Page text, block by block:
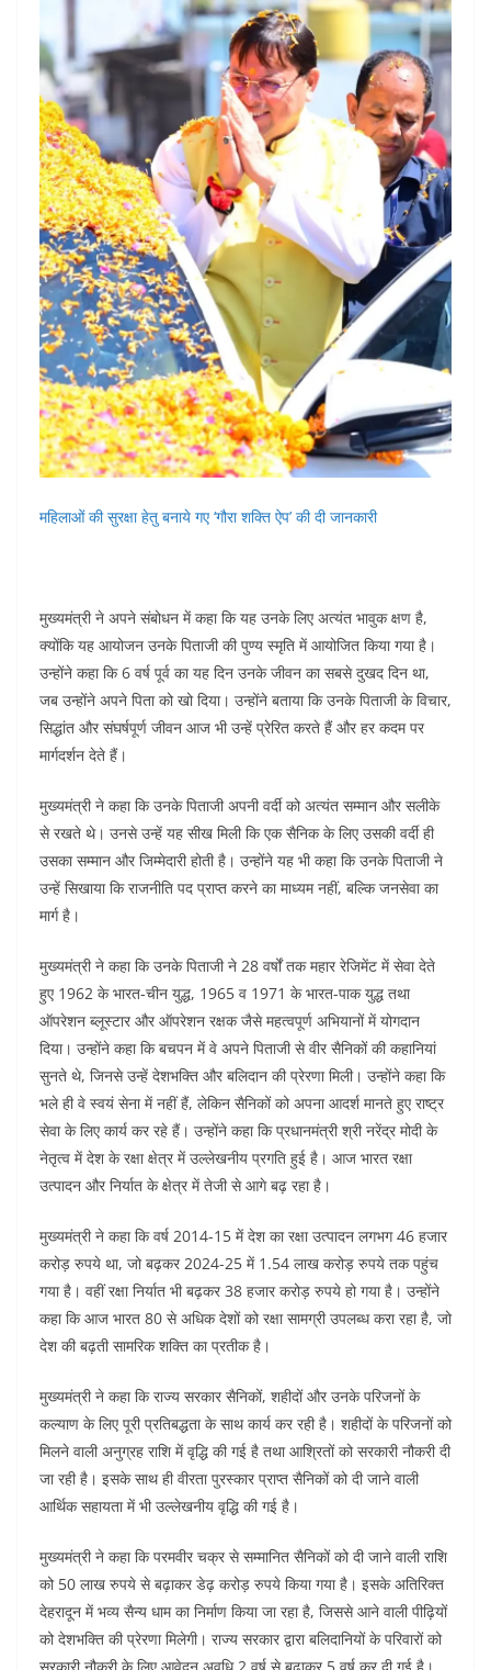
महिलाओं की सुरक्षा हेतु बनाये गए ‘गौरा शक्ति ऐप’ की दी जानकारी
मुख्यमंत्री ने अपने संबोधन में कहा कि यह उनके लिए अत्यंत भावुक क्षण है,
क्योंकि यह आयोजन उनके पिताजी की पुण्य स्मृति में आयोजित किया गया है।
उन्होंने कहा कि 6 वर्ष पूर्व का यह दिन उनके जीवन का सबसे दुखद दिन था,
जब उन्होंने अपने पिता को खो दिया। उन्होंने बताया कि उनके पिताजी के विचार,
सिद्धांत और संघर्षपूर्ण जीवन आज भी उन्हें प्रेरित करते हैं और हर कदम पर
मार्गदर्शन देते हैं।
मुख्यमंत्री ने कहा कि उनके पिताजी अपनी वर्दी को अत्यंत सम्मान और सलीके
से रखते थे। उनसे उन्हें यह सीख मिली कि एक सैनिक के लिए उसकी वर्दी ही
उसका सम्मान और जिम्मेदारी होती है। उन्होंने यह भी कहा कि उनके पिताजी ने
उन्हें सिखाया कि राजनीति पद प्राप्त करने का माध्यम नहीं, बल्कि जनसेवा का
मार्ग है।
मुख्यमंत्री ने कहा कि उनके पिताजी ने 28 वर्षों तक महार रेजिमेंट में सेवा देते
हुए 1962 के भारत-चीन युद्ध, 1965 व 1971 के भारत-पाक युद्ध तथा
ऑपरेशन ब्लूस्टार और ऑपरेशन रक्षक जैसे महत्वपूर्ण अभियानों में योगदान
दिया। उन्होंने कहा कि बचपन में वे अपने पिताजी से वीर सैनिकों की कहानियां
सुनते थे, जिनसे उन्हें देशभक्ति और बलिदान की प्रेरणा मिली। उन्होंने कहा कि
भले ही वे स्वयं सेना में नहीं हैं, लेकिन सैनिकों को अपना आदर्श मानते हुए राष्ट्र
सेवा के लिए कार्य कर रहे हैं। उन्होंने कहा कि प्रधानमंत्री श्री नरेंद्र मोदी के
नेतृत्व में देश के रक्षा क्षेत्र में उल्लेखनीय प्रगति हुई है। आज भारत रक्षा
उत्पादन और निर्यात के क्षेत्र में तेजी से आगे बढ़ रहा है।
मुख्यमंत्री ने कहा कि वर्ष 2014-15 में देश का रक्षा उत्पादन लगभग 46 हजार
करोड़ रुपये था, जो बढ़कर 2024-25 में 1.54 लाख करोड़ रुपये तक पहुंच
गया है। वहीं रक्षा निर्यात भी बढ़कर 38 हजार करोड़ रुपये हो गया है। उन्होंने
कहा कि आज भारत 80 से अधिक देशों को रक्षा सामग्री उपलब्ध करा रहा है, जो
देश की बढ़ती सामरिक शक्ति का प्रतीक है।
मुख्यमंत्री ने कहा कि राज्य सरकार सैनिकों, शहीदों और उनके परिजनों के
कल्याण के लिए पूरी प्रतिबद्धता के साथ कार्य कर रही है। शहीदों के परिजनों को
मिलने वाली अनुग्रह राशि में वृद्धि की गई है तथा आश्रितों को सरकारी नौकरी दी
जा रही है। इसके साथ ही वीरता पुरस्कार प्राप्त सैनिकों को दी जाने वाली
आर्थिक सहायता में भी उल्लेखनीय वृद्धि की गई है।
मुख्यमंत्री ने कहा कि परमवीर चक्र से सम्मानित सैनिकों को दी जाने वाली राशि
को 50 लाख रुपये से बढ़ाकर डेढ़ करोड़ रुपये किया गया है। इसके अतिरिक्त
देहरादून में भव्य सैन्य धाम का निर्माण किया जा रहा है, जिससे आने वाली पीढ़ियों
को देशभक्ति की प्रेरणा मिलेगी। राज्य सरकार द्वारा बलिदानियों के परिवारों को